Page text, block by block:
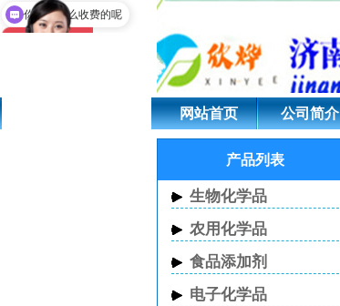
液体乙醇钠
网站首页 公司简介
产品列表
生物化学品
农用化学品
食品添加剂
电子化学品
你们是怎么收费的呢